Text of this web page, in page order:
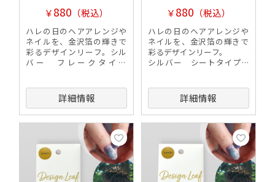
￥880 （税込）
ハレの日のヘアアレンジや
ネイルを、金沢箔の輝きで
彩るデザインリーフ。シル
バー フレークタイプ
詳細情報
￥880 （税込）
ハレの日のヘアアレンジや
ネイルを、金沢箔の輝きで
彩るデザインリーフ。
シルバー シートタイプ(4
詳細情報